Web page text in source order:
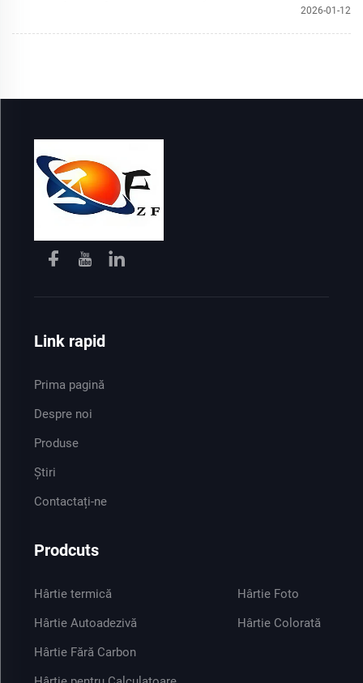
2026-01-12
Link rapid
Prima pagină
Despre noi
Produse
Știri
Contactați-ne
Prodcuts
Hârtie termică
Hârtie Autoadezivă
Hârtie Fără Carbon
Hârtie Foto
Hârtie Colorată